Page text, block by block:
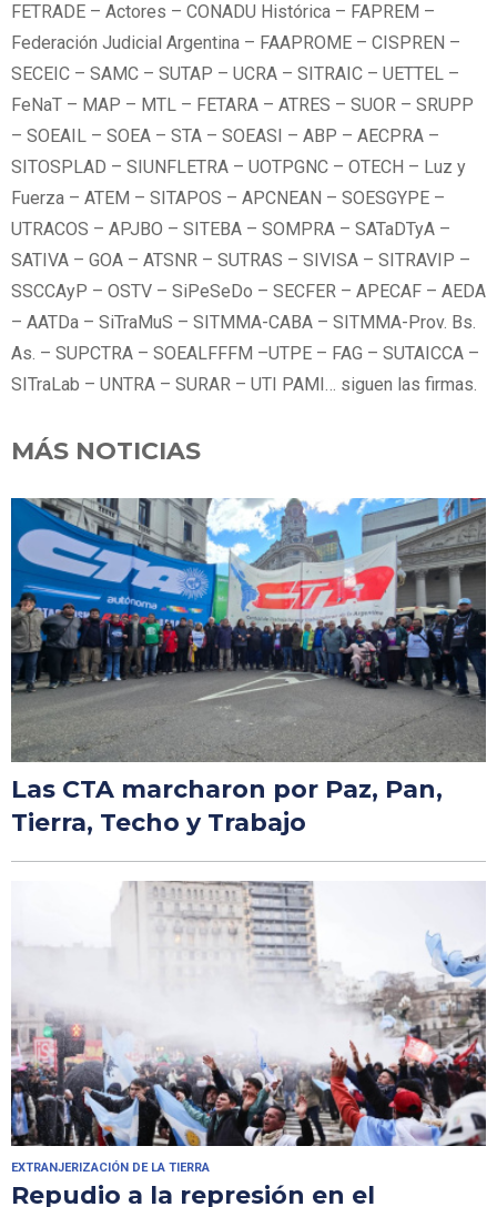
FETRADE – Actores – CONADU Histórica – FAPREM –
Federación Judicial Argentina – FAAPROME – CISPREN –
SECEIC – SAMC – SUTAP – UCRA – SITRAIC – UETTEL –
FeNaT – MAP – MTL – FETARA – ATRES – SUOR – SRUPP
– SOEAIL – SOEA – STA – SOEASI – ABP – AECPRA –
SITOSPLAD – SIUNFLETRA – UOTPGNC – OTECH – Luz y
Fuerza – ATEM – SITAPOS – APCNEAN – SOESGYPE –
UTRACOS – APJBO – SITEBA – SOMPRA – SATaDTyA –
SATIVA – GOA – ATSNR – SUTRAS – SIVISA – SITRAVIP –
SSCCAyP – OSTV – SiPeSeDo – SECFER – APECAF – AEDA
– AATDa – SiTraMuS – SITMMA-CABA – SITMMA-Prov. Bs.
As. – SUPCTRA – SOEALFFFM –UTPE – FAG – SUTAICCA –
SITraLab – UNTRA – SURAR – UTI PAMI… siguen las firmas.
MÁS NOTICIAS
Las CTA marcharon por Paz, Pan,
Tierra, Techo y Trabajo
EXTRANJERIZACIÓN DE LA TIERRA
Repudio a la represión en el